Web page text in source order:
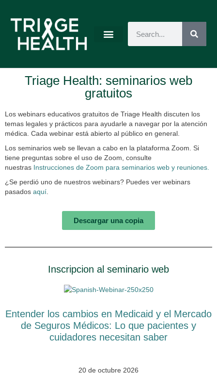
Triage Health: seminarios web
gratuitos
Los webinars educativos gratuitos de Triage Health discuten los
temas legales y prácticos para ayudarle a navegar por la atención
médica. Cada webinar está abierto al público en general.
Los seminarios web se llevan a cabo en la plataforma Zoom. Si
tiene preguntas sobre el uso de Zoom, consulte
nuestras Instrucciones de Zoom para seminarios web y reuniones.
¿Se perdió uno de nuestros webinars? Puedes ver webinars
pasados aquí
Descargar una copia
Inscripcion al seminario web
Entender los cambios en Medicaid y el Mercado
de Seguros Médicos: Lo que pacientes y
cuidadores necesitan saber
20 de octubre 2026